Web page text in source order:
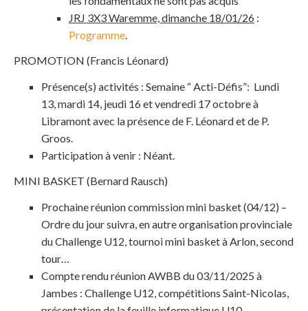
JRJ 3X3 Waremme, dimanche 18/01/26 :
Programme
PROMOTION (Francis Léonard)
Présence(s) activités : Semaine “ Acti-Défis”: Lundi
13, mardi 14, jeudi 16 et vendredi 17 octobre à
Libramont avec la présence de F. Léonard et de P.
Groos.
Participation à venir : Néant.
MINI BASKET (Bernard Rausch)
Prochaine réunion commission mini basket (04/12) –
Ordre du jour suivra, en autre organisation provinciale
du Challenge U12, tournoi mini basket à Arlon, second
tour…
Compte rendu réunion AWBB du 03/11/2025 à
Jambes : Challenge U12, compétitions Saint-Nicolas,